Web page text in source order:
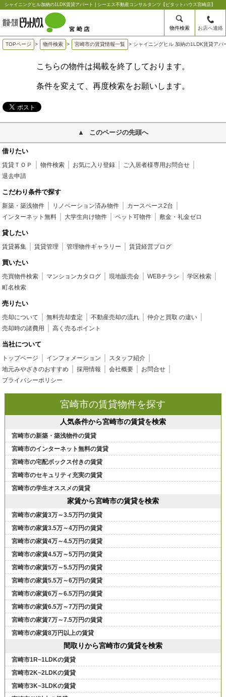
シャイニングヒル加納の1LDK賃貸アパート | シーエス不動産コンサルタンツ【ピタットハウス宮崎店】
物件検索 お店へ連絡
TOPページ > 物件検索 > 宮崎市の賃貸情報一覧 > シャイニングヒル 加納の1LDK賃貸アパ
こちらの物件は掲載を終了しております。
条件を変えて、再度検索をお願いします。
このページの先頭へ
借りたい
賃貸ＴＯＰ 物件検索 お気に入り登録
ご入居者様専用お問合せ
退去申請
こだわり条件で探す
新築・築浅物件 リノベーション済み物件
カースペース2台
インターネット無料
大学生向け物件 ペット可物件 敷金・礼金ゼロ
貸したい
賃貸募集 賃貸管理 管理物件ギャラリー 賃貸経営ブログ
買いたい
売買物件検索 マンションカタログ 現地販売会 WEBチラシ
学区検索
町名検索
売りたい
売却について 無料売却査定 不動産売却の流れ
仲介と買取 の違い
売却時の諸費用
高く売るポイント
当社について
トップページ インフォメーション
スタッフ紹介
地元みやざきのおすすめ
採用情報 会社概要
お問合せ
プライバシーポリシー
宮崎市の賃貸物件を探す
人気条件から宮崎市の賃貸を検索
宮崎市の新築・築浅物件の賃貸
宮崎市のインターネット無料の賃貸
宮崎市の宅配ボックス付きの賃貸
宮崎市のセキュリティ充実の賃貸
宮崎市の学生オススメの賃貸
家賃から宮崎市の賃貸を検索
宮崎市の家賃3万～3.5万円の賃貸
宮崎市の家賃3.5万～4万円の賃貸
宮崎市の家賃4万～4.5万円の賃貸
宮崎市の家賃4.5万～5万円の賃貸
宮崎市の家賃5万～5.5万円の賃貸
宮崎市の家賃5.5万～6万円の賃貸
宮崎市の家賃6万～6.5万円の賃貸
宮崎市の家賃6.5万～7万円の賃貸
宮崎市の家賃7万～7.5万円の賃貸
宮崎市の家賃8万円以上の賃貸
間取りから宮崎市の賃貸を検索
宮崎市1R~1LDKの賃貸
宮崎市2K~2LDKの賃貸
宮崎市3K~3LDKの賃貸